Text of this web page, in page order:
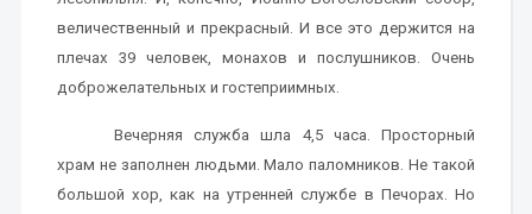
величественный и прекрасный. И все это держится на
плечах 39 человек, монахов и послушников. Очень
доброжелательных и гостеприимных.
Вечерняя служба шла 4,5 часа. Просторный
храм не заполнен людьми. Мало паломников. Не такой
большой хор, как на утренней службе в Печорах. Но